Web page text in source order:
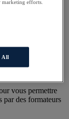
NORD
vous permettre
par des formateurs
marketing efforts.
All